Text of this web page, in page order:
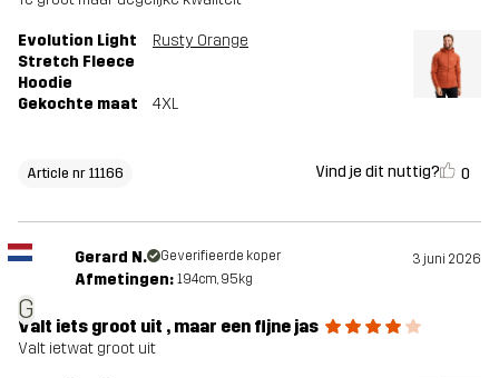
Evolution Light
Stretch Fleece
Hoodie
Rusty Orange
Gekochte maat 4XL
Article nr 11166 Vind je dit nuttig? 0
G
Gerard N. Geverifieerde koper 3 juni 2026
Afmetingen: 194cm, 95kg
Valt iets groot uit , maar een fijne jas
Valt ietwat groot uit